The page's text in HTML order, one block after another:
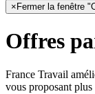
×Fermer la fenêtre
Offres
France Travail
vous proposant